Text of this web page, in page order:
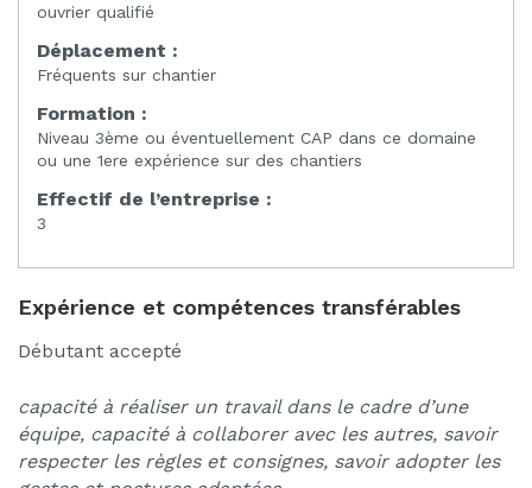
ouvrier qualifié
Déplacement :
Fréquents sur chantier
Formation :
Niveau 3ème ou éventuellement CAP dans ce domaine
ou une 1ere expérience sur des chantiers
Effectif de l’entreprise :
3
Expérience et compétences transférables
Débutant accepté
capacité à réaliser un travail dans le cadre d’une
équipe, capacité à collaborer avec les autres, savoir
respecter les règles et consignes, savoir adopter les